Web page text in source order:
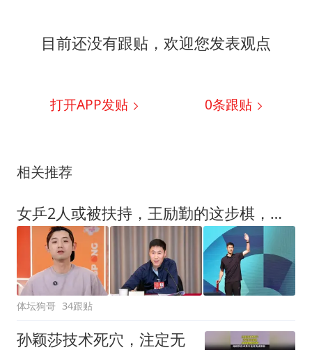
目前还没有跟贴，欢迎您发表观点
打开APP发贴 0条跟贴
相关推荐
女乒2人或被扶持，王励勤的这步棋，或再培养2个孙颖莎
体坛狗哥 34跟贴
孙颖莎技术死穴，注定无